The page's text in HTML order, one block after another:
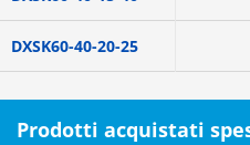
DXSK60-40-20-25
Prodotti acquistati